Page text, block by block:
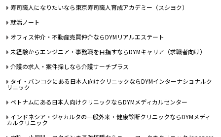
寿司職人になりたいなら東京寿司職人育成アカデミー（スシヨク）
就活ノート
オフィス仲介・不動産売買仲介ならDYMリアルエステート
未経験からエンジニア・事務職を目指すならDYMキャリア（求職者向け）
介護の求人・案件探しなら介護サーチプラス
タイ・バンコクにある日本人向けクリニックならDYMインターナショナルク
リニック
ベトナムにある日本人向けクリニックならDYMメディカルセンター
インドネシア・ジャカルタの一般外来・健康診断クリニックならDYMメディ
カルクリニック